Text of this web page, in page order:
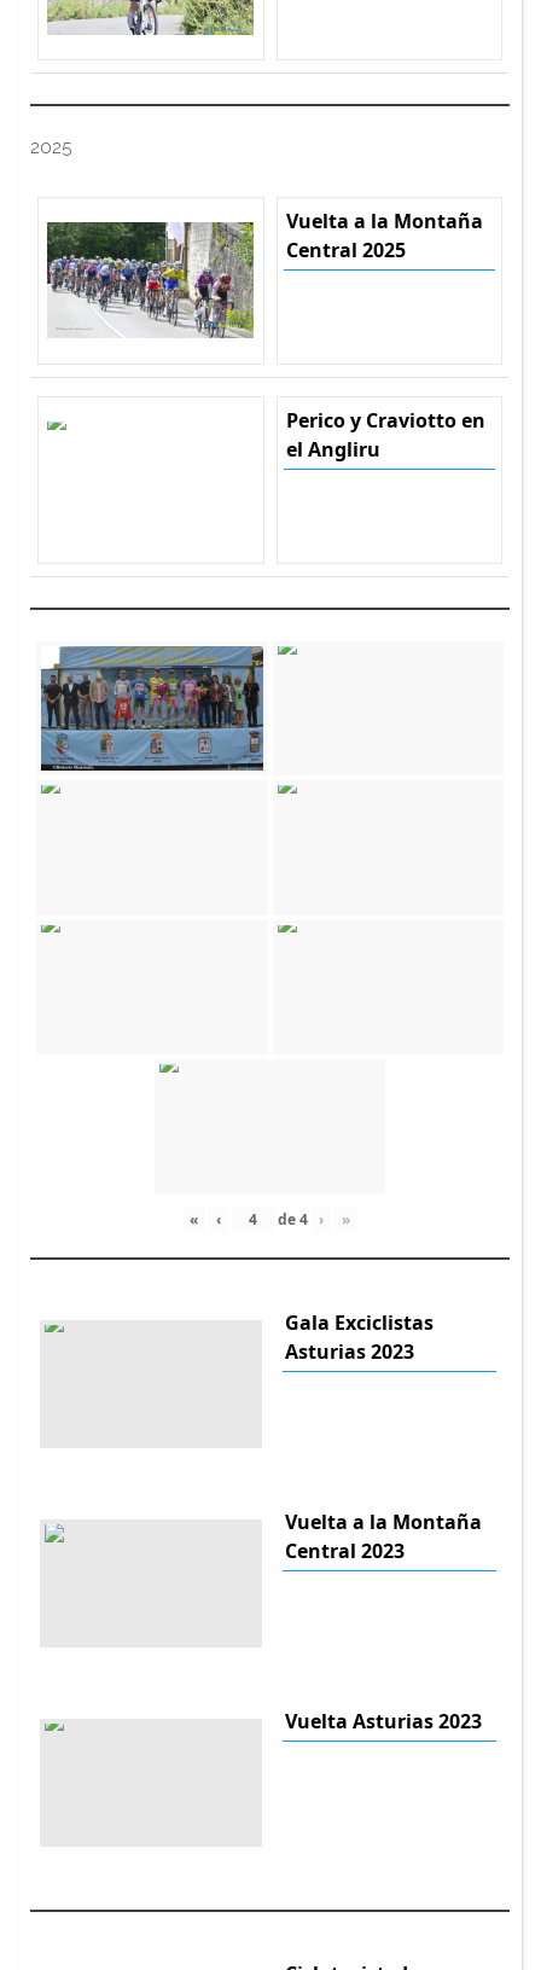
2025
Vuelta a la Montaña
Central 2025
Perico y Craviotto en
el Angliru
« ‹ de4 › »
Gala Exciclistas
Asturias 2023
Vuelta a la Montaña
Central 2023
Vuelta Asturias 2023